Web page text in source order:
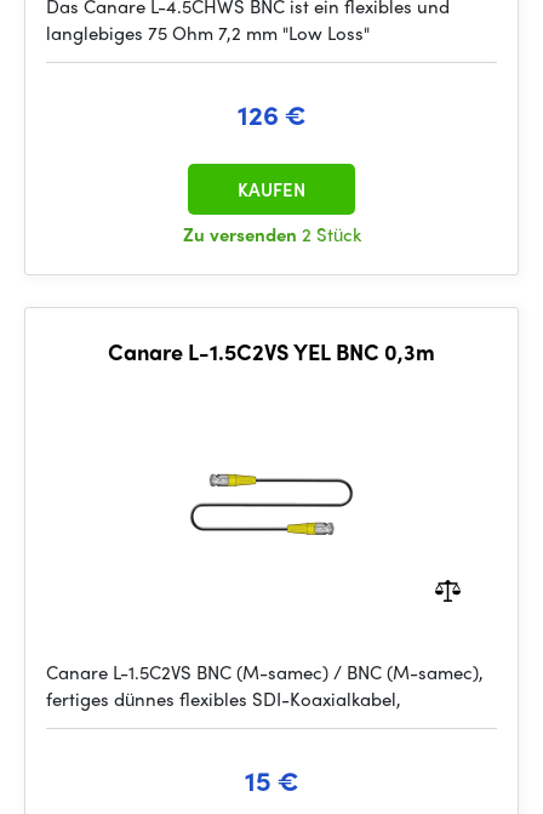
Das Canare L-4.5CHWS BNC ist ein flexibles und
langlebiges 75 Ohm 7,2 mm "Low Loss"
126 €
Zu versenden 2 Stück
KAUFEN
Canare L-1.5C2VS YEL BNC 0,3m
Canare L-1.5C2VS BNC (M-samec) / BNC (M-samec),
fertiges dünnes flexibles SDI-Koaxialkabel,
15 €